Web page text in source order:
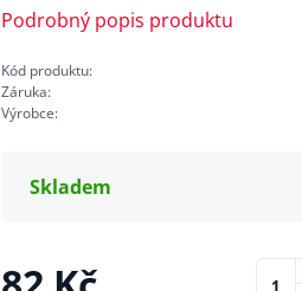
Podrobný popis produktu
Kód produktu:
Záruka:
Výrobce:
Skladem